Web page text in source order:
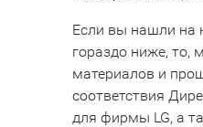
Если вы нашли на
гораздо ниже, то,
материалов и
соответствия
для фирмы LG, а